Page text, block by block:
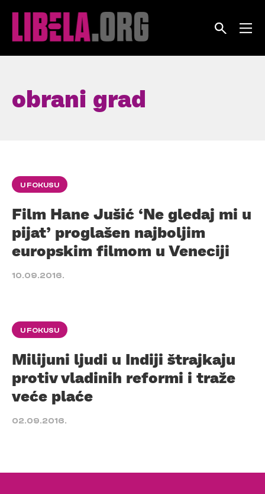
obrani grad
U FOKUSU
Film Hane Jušić ‘Ne gledaj mi u
pijat’ proglašen najboljim
europskim filmom u Veneciji
10.09.2016.
U FOKUSU
Milijuni ljudi u Indiji štrajkaju
protiv vladinih reformi i traže
veće plaće
02.09.2016.